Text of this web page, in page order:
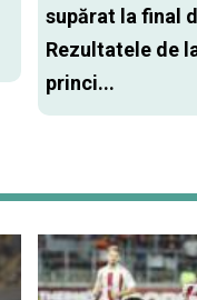
supărat la final
Rezultatele de
princi...